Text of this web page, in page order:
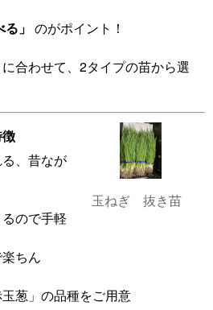
」 のがポイント！
合わせて、2タイプの苗から選
玉ねぎ 抜き苗
、昔なが
ので手軽
ちん
葱」の品種をご用意